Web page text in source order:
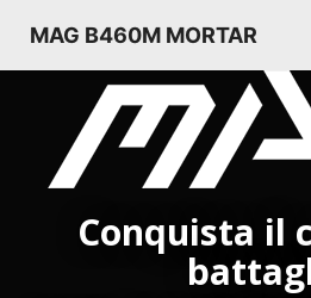
MAG B460M MORTAR
Conquista il